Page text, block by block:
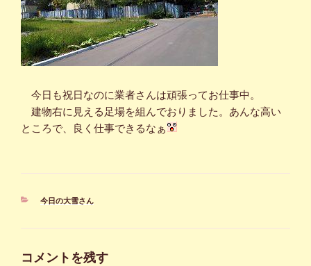
今日も祝日なのに業者さんは頑張ってお仕事中。
建物右に見える足場を組んでおりました。あんな高い
ところで、良く仕事できるなぁ
カ
今日の大雪さん
コメントを残す